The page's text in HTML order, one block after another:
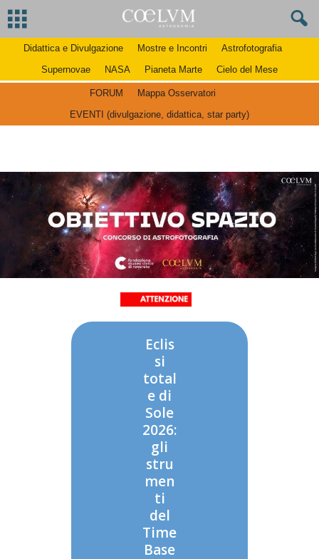
Didattica e Divulgazione Mostre e Incontri
Astrofotografia
Supernovae
NASA Pianeta Marte Cielo del Mese
FORUM
Mappa Osservatori
EVENTI (divulgazione, didattica, star party)
Eclis
si
total
e di
Sole
2026:
gli
stru
men
ti
del
Time
Base